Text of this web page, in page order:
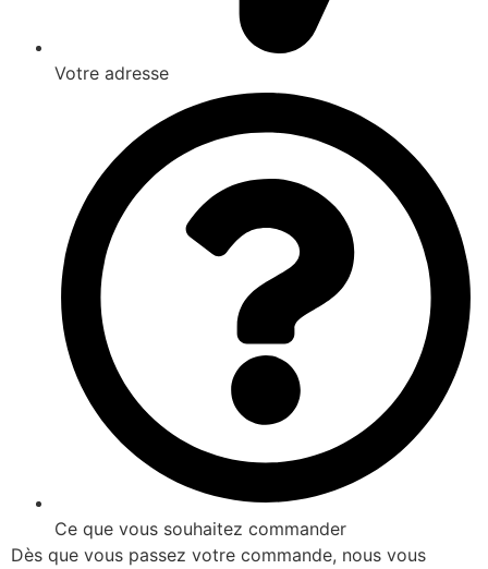
Votre adresse
Ce que vous souhaitez commander
Dès que vous passez votre commande, nous vous